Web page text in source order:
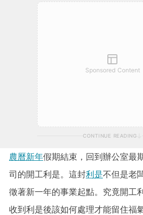
Sponsored Content
CONTINUE READING
農曆新年假期結束，回到辦公室最
司的開工利是。這封利是不但是老
徵著新一年的事業起點。究竟開工
收到利是後該如何處理才能留住福